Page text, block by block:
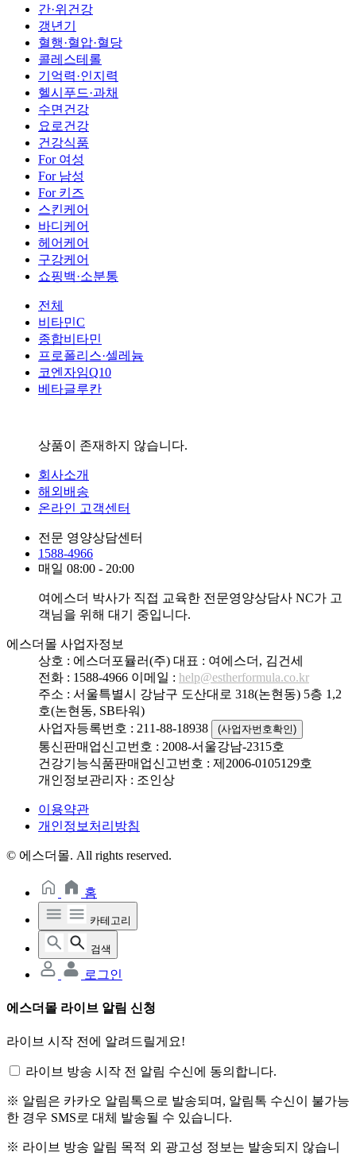
간·위건강
갱년기
혈행·혈압·혈당
콜레스테롤
기억력·인지력
헬시푸드·과채
수면건강
요로건강
건강식품
For 여성
For 남성
For 키즈
스킨케어
바디케어
헤어케어
구강케어
쇼핑백·소분통
전체
비타민C
종합비타민
프로폴리스·셀레늄
코엔자임Q10
베타글루칸
상품이 존재하지 않습니다.
회사소개
해외배송
온라인 고객센터
전문 영양상담센터
1588-4966
매일 08:00 - 20:00
여에스더 박사가 직접 교육한 전문영양상담사 NC가 고
객님을 위해 대기 중입니다.
에스더몰 사업자정보
상호 : 에스더포뮬러(주) 대표 : 여에스더, 김건세
전화 : 1588-4966 이메일 : help@estherformula.co.kr
주소 : 서울특별시 강남구 도산대로 318(논현동) 5층 1,2
호(논현동, SB타워)
사업자등록번호 : 211-88-18938
(사업자번호확인)
통신판매업신고번호 : 2008-서울강남-2315호
건강기능식품판매업신고번호 : 제2006-0105129호
개인정보관리자 : 조인상
이용약관
개인정보처리방침
© 에스더몰. All rights reserved.
홈
카테고리
검색
로그인
에스더몰 라이브 알림 신청
라이브 시작 전에 알려드릴게요!
라이브 방송 시작 전 알림 수신에 동의합니다.
※ 알림은 카카오 알림톡으로 발송되며, 알림톡 수신이 불가능
한 경우 SMS로 대체 발송될 수 있습니다.
※ 라이브 방송 알림 목적 외 광고성 정보는 발송되지 않습니